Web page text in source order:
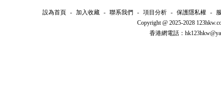
設為首頁 - 加入收藏 - 聯系我們 - 項目分析 - 保護隱私權 -
Copyright @ 2025-2028
香港網電話：